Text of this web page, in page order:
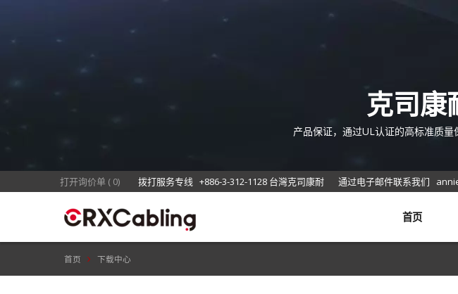
克司康
产品保证，通过UL认证的高标准质
打开询价单 ( 0) 拨打服务专线 +886-3-312-1128 台灣克司康耐 通过电子邮件联系我们
首页
首页 下载中心